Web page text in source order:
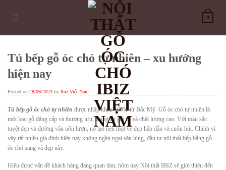
0
Tủ bếp gỗ óc chó tự nhiên – xu hướng
hiện nay
Posted on 28/06/2023 by Ibiz Việt Nam
Tủ bếp gỗ óc chó tự nhiên được nhập khẩu 100% từ Bắc Mỹ. Gỗ óc chó tự nhiên là
một loại gỗ đẳng cấp và thượng lưu, mang lại giá trị và chất lượng cao. Với màu sắc
tuyệt đẹp và đường vân uốn lượn, nó tạo nên một vẻ đẹp hấp dẫn và cuốn hút. Chính vì
vậy rất nhiều gia đình hiện nay không ngần ngại săn lùng, đầu tư nội thất bếp bằng gỗ
óc chó sang và đẹp này.
Hiểu được vấn đề khách hàng đang quan tâm, hôm nay Nội thất IBIZ sẽ giới thiệu đến